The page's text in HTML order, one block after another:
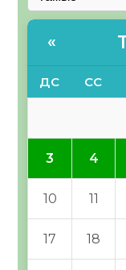
«
ДС СС
3 4
10 11
17 18